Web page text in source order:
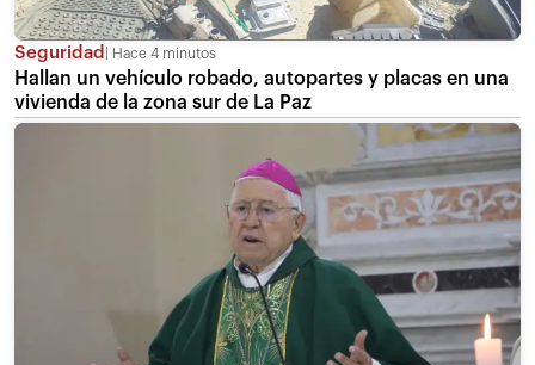
Seguridad Hace 4 minutos
Hallan un vehículo robado, autopartes y placas en una
vivienda de la zona sur de La Paz